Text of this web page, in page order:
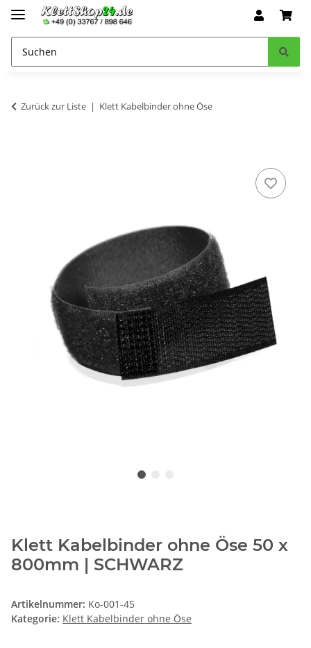
Zurück zur Liste Klett Kabelbinder ohne Öse
Klett Kabelbinder ohne Öse 50 x
800mm | SCHWARZ
Artikelnummer: Ko-001-45
Kategorie: Klett Kabelbinder ohne Öse